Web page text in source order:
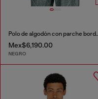
Polo de
Mex$6,190.00
NEGRO